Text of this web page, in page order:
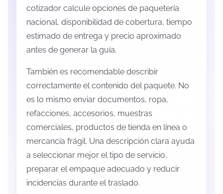
cotizador calcule opciones de paquetería
nacional, disponibilidad de cobertura, tiempo
estimado de entrega y precio aproximado
antes de generar la guía.
También es recomendable describir
correctamente el contenido del paquete. No
es lo mismo enviar documentos, ropa,
refacciones, accesorios, muestras
comerciales, productos de tienda en línea o
mercancía frágil. Una descripción clara ayuda
a seleccionar mejor el tipo de servicio,
preparar el empaque adecuado y reducir
incidencias durante el traslado.